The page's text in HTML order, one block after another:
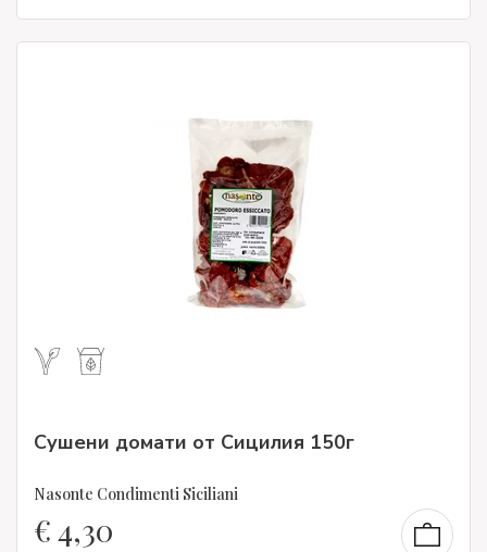
Сушени домати от Сицилия 150г
Nasonte Condimenti Siciliani
€4,30